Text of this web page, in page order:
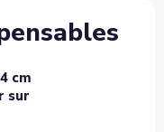
cm
sur